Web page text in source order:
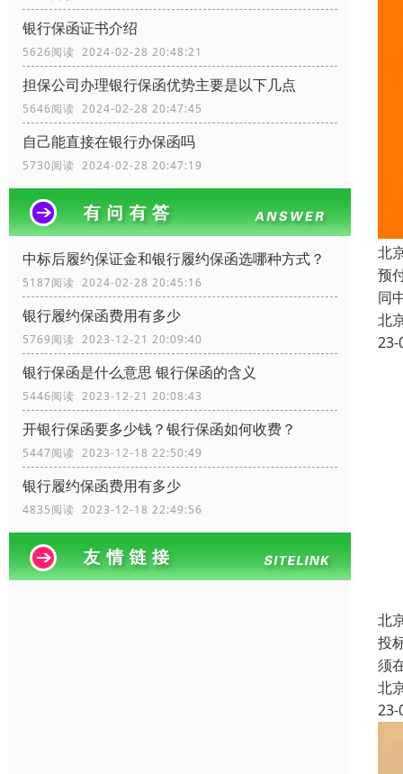
银行保函证书介绍
5626阅读 2024-02-28 20:48:21
担保公司办理银行保函优势主要是以下几点
5646阅读 2024-02-28 20:47:45
自己能直接在银行办保函吗
5730阅读 2024-02-28 20:47:19
中标后履约保证金和银行履约保函选哪种方式？
5187阅读 2024-02-28 20:45:16
银行履约保函费用有多少
5769阅读 2023-12-21 20:09:40
银行保函是什么意思 银行保函的含义
5446阅读 2023-12-21 20:08:43
开银行保函要多少钱？银行保函如何收费？
5447阅读 2023-12-18 22:50:49
银行履约保函费用有多少
4835阅读 2023-12-18 22:49:56
北
预
同
北
23-
北
投
须
北
23-